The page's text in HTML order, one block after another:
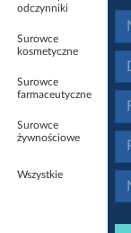
odczynniki
Surowce
kosmetyczne
Surowce
farmaceutyczne
Surowce
żywnościowe
Wszystkie